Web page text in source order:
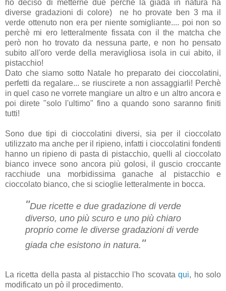
ho deciso di metterne due perchè la giada in natura ha
diverse gradazioni di colore) ne ho provate ben 3 ma il
verde ottenuto non era per niente somigliante.... poi non so
perchè mi ero letteralmente fissata con il the matcha che
però non ho trovato da nessuna parte, e non ho pensato
subito all'oro verde della meravigliosa isola in cui abito, il
pistacchio!
Dato che siamo sotto Natale ho preparato dei cioccolatini,
perfetti da regalare... se riuscirete a non assaggiarli! Perchè
in quel caso ne vorrete mangiare un altro e un altro ancora e
poi direte "solo l'ultimo" fino a quando sono saranno finiti
tutti!
Sono due tipi di cioccolatini diversi, sia per il cioccolato
utilizzato ma anche per il ripieno, infatti i cioccolatini fondenti
hanno un ripieno di pasta di pistacchio, quelli al cioccolato
bianco invece sono ancora più golosi, il guscio croccante
racchiude una morbidissima ganache al pistacchio e
cioccolato bianco, che si scioglie letteralmente in bocca.
"Due ricette e due gradazione di verde
diverso, uno più scuro e uno più chiaro
proprio come le diverse gradazioni di verde
giada che esistono in natura. "
La ricetta della pasta al pistacchio l'ho scovataqui, ho solo
modificato un pò il procedimento.